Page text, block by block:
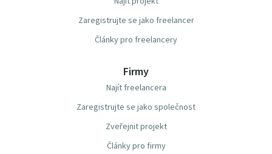
Zaregistrujte se jako freelancer
Články pro freelancery
Firmy
Najít freelancera
Zaregistrujte se jako společnost
Zveřejnit projekt
Články pro firmy